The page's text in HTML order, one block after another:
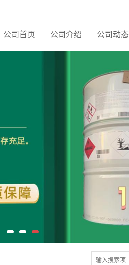
公司首页 公司介绍 公司动态